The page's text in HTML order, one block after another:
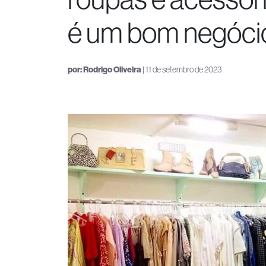
é um bom
por:Rodrigo Oliveira | 11 de setembro de 2023